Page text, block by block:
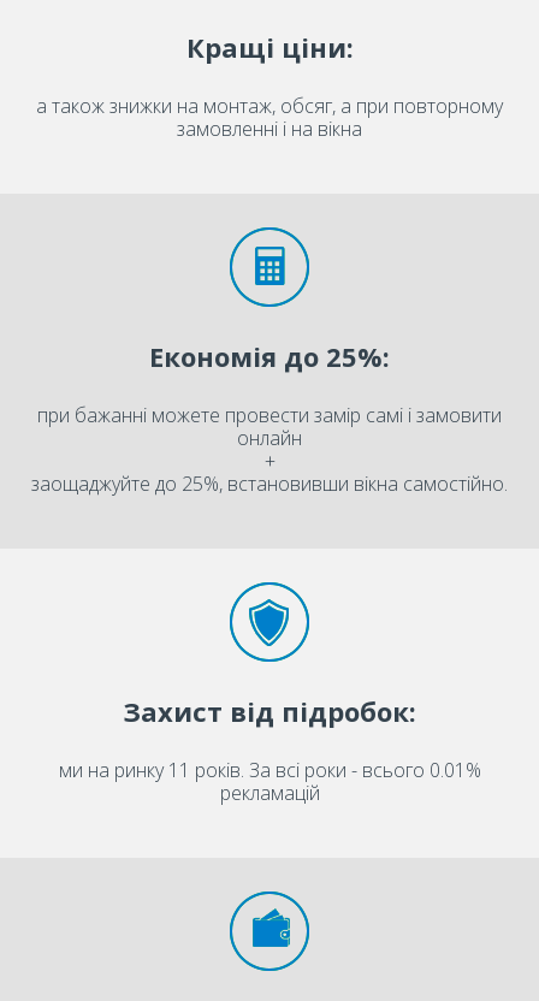
Кращі ціни:
а також знижки на монтаж, обсяг, а при повторному
замовленні і на вікна
Економія до 25%:
при бажанні можете провести замір самі і замовити
онлайн
+
заощаджуйте до 25%, встановивши вікна самостійно.
Захист від підробок:
ми на ринку 11 років. За всі роки - всього 0.01%
рекламацій